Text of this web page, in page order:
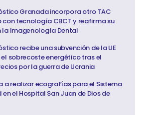
Granada incorpora otro TAC
con tecnología CBCT y reafirma su
la Imagenología Dental
recibe una subvención de la UE
sobrecoste energético tras el
por la guerra de Ucrania
a realizar ecografías para el Sistema
el Hospital San Juan de Dios de